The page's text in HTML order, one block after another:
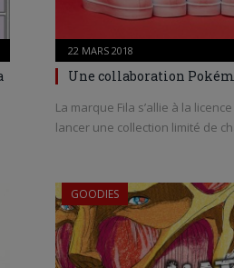
22 MARS 2018
Une collaboration
La marque Fila s’allie à la
lancer une collection limité de
GOODIES